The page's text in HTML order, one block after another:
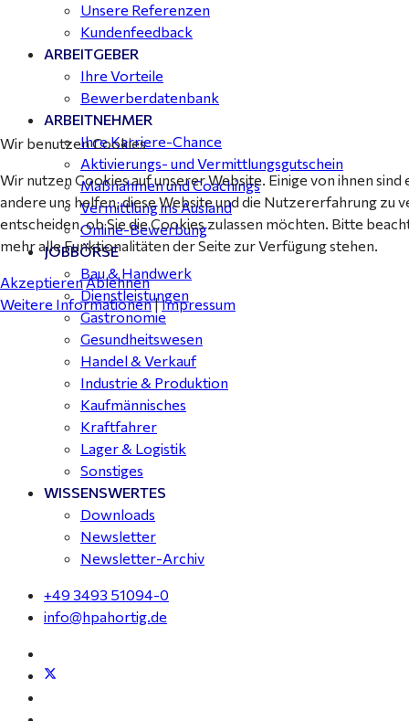
Unsere Referenzen
Kundenfeedback
ARBEITGEBER
Ihre Vorteile
Bewerberdatenbank
ARBEITNEHMER
Ihre Karriere-Chance
Aktivierungs- und Vermittlungsgutschein
Maßnahmen und Coachings
Vermittlung ins Ausland
Online-Bewerbung
JOBBÖRSE
Bau & Handwerk
Dienstleistungen
Gastronomie
Gesundheitswesen
Handel & Verkauf
Industrie & Produktion
Kaufmännisches
Kraftfahrer
Lager & Logistik
Sonstiges
WISSENSWERTES
Downloads
Newsletter
Newsletter-Archiv
+49 3493 51094-0
info@hpahortig.de
Wir benutzen Cookies
Wir nutzen Cookies auf unserer Website. Einige von ihnen
andere uns helfen, diese Website und die Nutzererfahrung zu
entscheiden, ob Sie die Cookies zulassen möchten. Bitte
mehr alle Funktionalitäten der Seite zur Verfügung stehen.
AkzeptierenAblehnen
Weitere Informationen|Impressum